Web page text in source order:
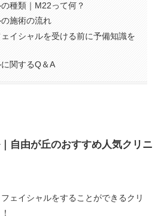
種類｜M22って何？
施術の流れ
イシャルを受ける前に予備知識を
関するQ＆A
自由が丘のおすすめ人気クリニ
ェイシャルをすることができるクリ